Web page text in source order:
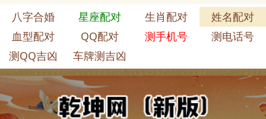
八字合婚 星座配对 生肖配对
姓名配对
血型配对
QQ配对 测手机号
测电话号
测QQ吉凶
车牌测吉凶